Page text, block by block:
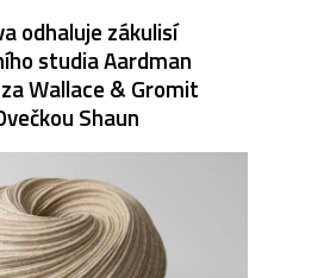
odhaluje zákulisí
studia Aardman
Wallace & Gromit
Shaun